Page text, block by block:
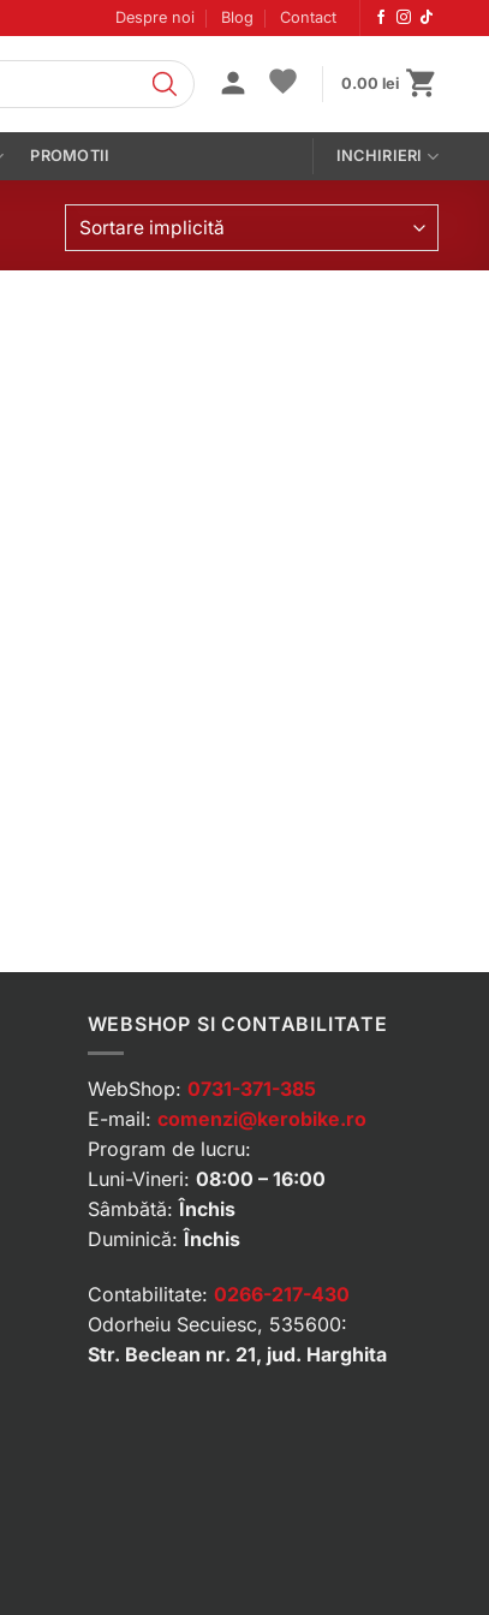
Despre noi Blog Contact
0.00 lei
PROMOTII INCHIRIERI
Sortare implicită
WEBSHOP SI CONTABILITATE
WebShop: 0731-371-385
E-mail: comenzi@kerobike.ro
Program de lucru:
Luni-Vineri: 08:00 – 16:00
Sâmbătă: Închis
Duminică: Închis
Contabilitate: 0266-217-430
Odorheiu Secuiesc, 535600:
Str. Beclean nr. 21, jud. Harghita